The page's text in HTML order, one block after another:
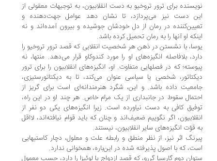
برای ترور تروخیو به دست انقلابیون، به توجیهات معقولی از
دست نیز می‌پردازد، تا نشان دهد عوامل جهت‌دهنده و
در رمان از دل خودشان جوشیده و بیرون آمده‌اند و نه
او آنها را به رمان تحمیل کرده باشد.
با نشستن در ذهن هر شخصیت انقلابی که قصد ترور تروخیو را
بلافاصله انگیزه‌های او را مورد کندوکاو قرار می‌دهد. منتها، نه
که در فصلهایی متفاوت. او، انگیزه‌های انقلابیون را برای ترور
شخصی یا سیاسی عنوان می‌کند، تا به دیکتاتورستیزی،
داده باشد. و این، شگرد هنرمندانه‌ای است برای گریز از
سقوط در جانبداری از یک مرام خاص. هر چند او در این راه،
کافی به دست نیاورده است. زیرا انگیزه‌های یکی دو نفر از
اگر نگوییم ضعیف‌اند و چنان که باید قوام نیافته‌اند، لااقل
قوّت انگیزه‌های سایر انقلابیون، نیستند.
اثر نیز، از نظر منطق و رابطه علت و معلول، دچار کاستیهایی
که با اصول پذیرفته شده در این‌‌باره، همخوانی ندارد.
دوم گارسیا گررو، که قصد ازدواج با لوئیزا را دارد، حسب معمول